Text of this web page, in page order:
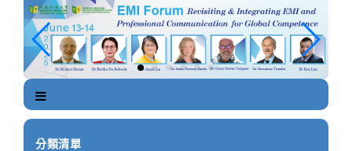
分類清單